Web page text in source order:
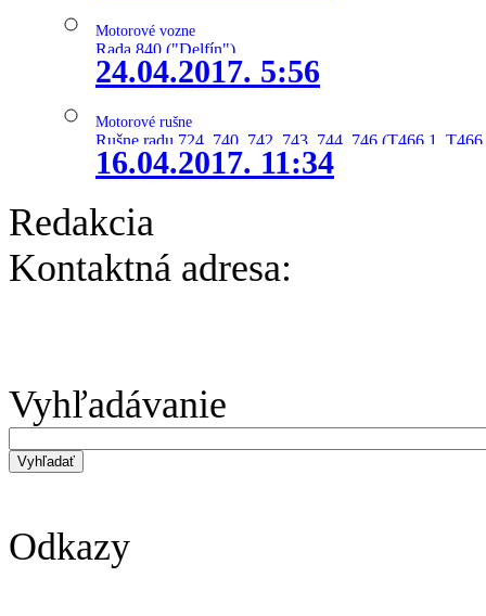
Motorové vozne
Rada 840 ("Delfín")
24.04.2017. 5:56
Motorové rušne
Rušne radu 724, 740, 742, 743, 744, 746 (T466.1,
16.04.2017. 11:34
Redakcia
Kontaktná adresa:
Vyhľadávanie
Odkazy